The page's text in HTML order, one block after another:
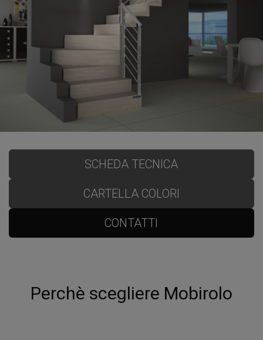
SCHEDA TECNICA
CARTELLA COLORI
CONTATTI
Perchè scegliere Mobirolo